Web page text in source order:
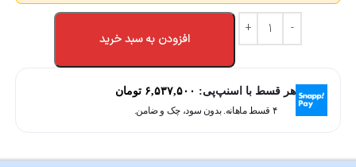
افزودن به سبد خرید
هر قسط با اسنپ‌پی: ۶,۵۳۷,۵۰۰ تومان
۴ قسط ماهانه. بدون سود، چک و ضامن.